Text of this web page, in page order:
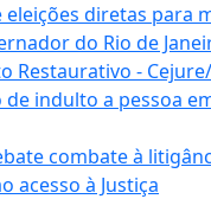
eleições diretas para
do Rio de
Restaurativo -
de indulto a pessoa
combate à
acesso à Justiça